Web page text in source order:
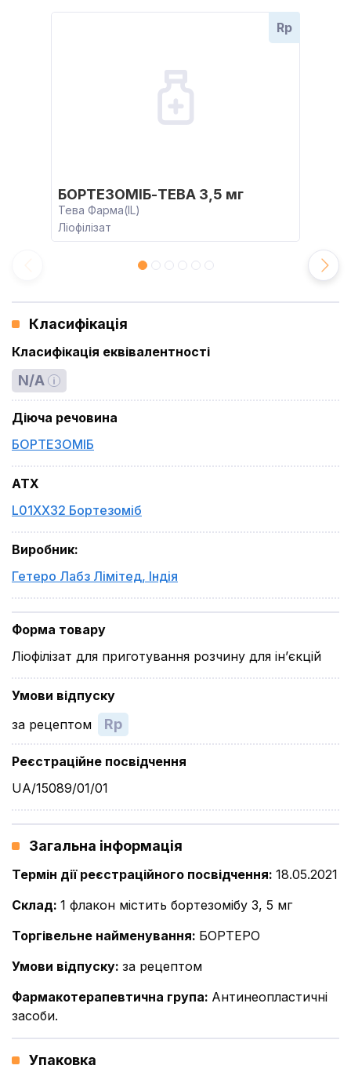
Rp
БОРТЕЗОМІБ-ТЕВА 3,5 мг
Тева Фарма(IL)
Ліофілізат
Класифікація
Класифікація еквівалентності
N/A
Діюча речовина
БОРТЕЗОМІБ
ATX
L01XX32 Бортезоміб
Виробник:
Гетеро Лабз Лімітед, Індія
Форма товару
Ліофілізат для приготування розчину для ін’єкцій
Умови відпуску
за рецептом
Rp
Реєстраційне посвідчення
UA/15089/01/01
Загальна інформація
Термін дії реєстраційного посвідчення: 18.05.2021
Склад: 1 флакон містить бортезомібу 3, 5 мг
Торгівельне найменування: БОРТЕРО
Умови відпуску: за рецептом
Фармакотерапевтична група: Антинеопластичні
засоби.
Упаковка